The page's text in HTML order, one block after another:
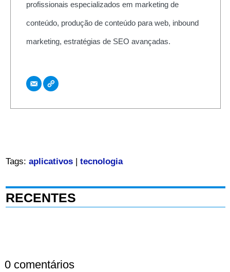
profissionais especializados em marketing de
conteúdo, produção de conteúdo para web, inbound
marketing, estratégias de SEO avançadas.
Tags: aplicativos| tecnologia
RECENTES
0 comentários